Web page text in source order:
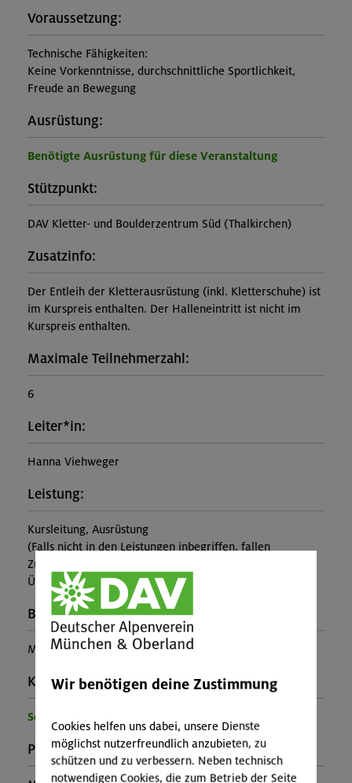
Voraussetzung:
Technische Fähigkeiten:
Keine Vorkenntnisse, durchschnittliche Sportlichkeit,
Freude an Bewegung
Ausrüstung:
Benötigte Ausrüstung für diese Veranstaltung
Stützpunkt:
DAV Kletter- und Boulderzentrum Süd (Thalkirchen)
Zusatzinfo:
Der Entleih der Kletterausrüstung (inkl. Kletterschuhe) ist
im Kurspreis enthalten. Der Halleneintritt ist nicht im
Kurspreis enthalten.
Maximale Teilnehmerzahl:
6
Leiter*in:
Hanna Viehweger
Leistung:
Kursleitung, Ausrüstung
(Falls nicht in den Leistungen inbegriffen, fallen
Zusatzkosten für z.B. An- und Abreise, Verpflegung,
Übernachtung oder Skipass an.)
Buchungscode:
MUC-26-0751
Kontakt Veranstalter:
Sektion München
Preise:
Wir benötigen deine Zustimmung
Cookies helfen uns dabei, unsere Dienste
möglichst nutzerfreundlich anzubieten, zu
schützen und zu verbessern. Neben technisch
notwendigen Cookies, die zum Betrieb der Seite